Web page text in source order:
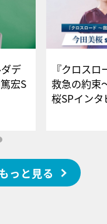
デ
宏S
ー
『クロス
救急の約束
桜SPイ
っと見る